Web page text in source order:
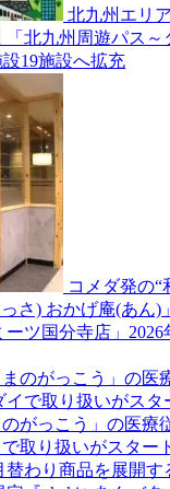
北九州エリ
北九州周遊パス～
19施設へ拡充
コメダ発の“
さ) おかげ庵(あん)
ツ国分寺店」2026
がっこう」の医療
取り扱いがスター